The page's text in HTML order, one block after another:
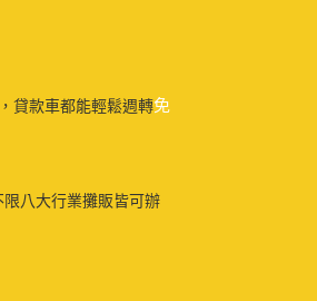
貸款車都能輕鬆週轉免
八大行業攤販皆可辦